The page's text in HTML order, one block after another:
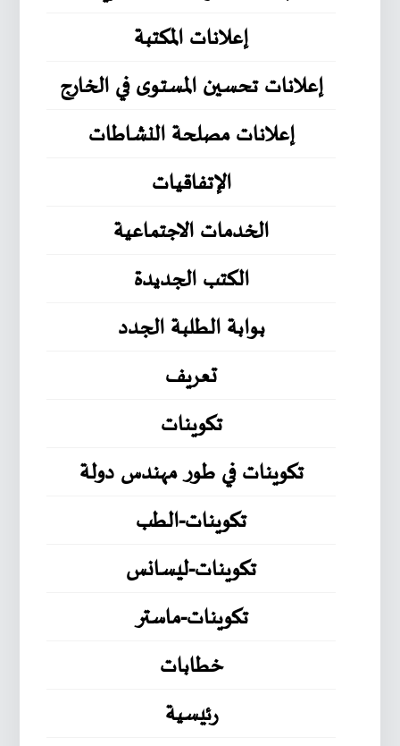
إعلانات المكتبة
إعلانات تحسين المستوى في الخارج
إعلانات مصلحة النشاطات
الإتفاقيات
الخدمات الاجتماعية
الكتب الجديدة
بوابة الطلبة الجدد
تعريف
تكوينات
تكوينات في طور مهندس دولة
تكوينات-الطب
تكوينات-ليسانس
تكوينات-ماستر
خطابات
رئيسية